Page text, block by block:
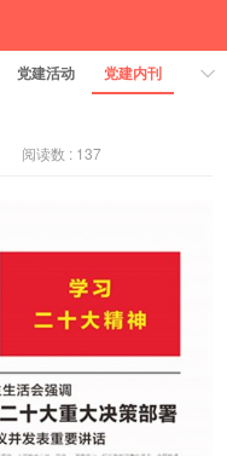
党建活动 党建内刊
阅读数 : 137